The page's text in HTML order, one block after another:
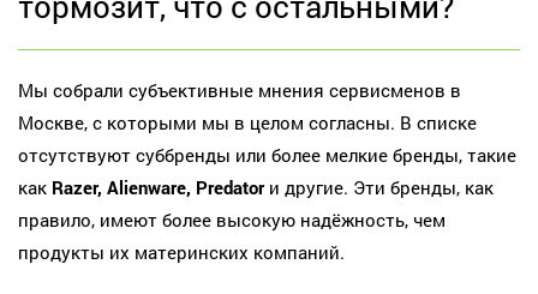
Мы собрали субъективные мнения сервисменов в
Москве, с которыми мы в целом согласны. В списке
отсутствуют суббренды или более мелкие бренды, такие
как Razer, Alienware, Predatorи другие. Эти бренды, как
правило, имеют более высокую надёжность, чем
продукты их материнских компаний.